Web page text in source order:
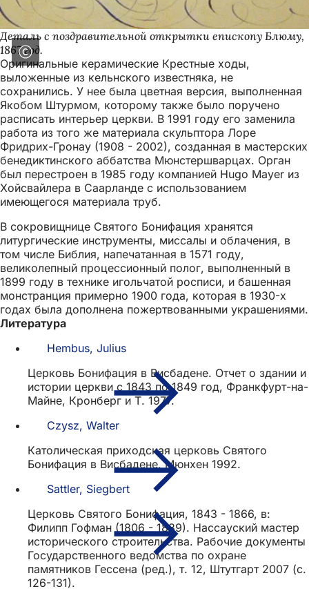
Деталь с поздравительной открытки епископу Блюму,
1867 год.
Оригинальные керамические Крестные ходы,
выложенные из кельнского известняка, не
сохранились. У нее была цветная версия, выполненная
Якобом Штурмом, которому также было поручено
расписать интерьер церкви. В 1991 году его заменила
работа из того же материала скульптора Лоре
Фридрих-Гронау (1908 - 2002), созданная в мастерских
бенедиктинского аббатства Мюнстершварцах. Орган
был перестроен в 1985 году компанией Hugo Mayer из
Хойсвайлера в Саарланде с использованием
имеющегося материала труб.
В сокровищнице Святого Бонифация хранятся
литургические инструменты, миссалы и облачения, в
том числе Библия, напечатанная в 1571 году,
великолепный процессионный полог, выполненный в
1899 году в технике игольчатой росписи, и башенная
монстранция примерно 1900 года, которая в 1930-х
годах была дополнена пожертвованными украшениями.
Литература
Hembus, Julius
Церковь Бонифация в Висбадене. Отчет о здании и
истории церкви с 1843 по 1849 год, Франкфурт-на-
Майне, Кронберг и Т. 1977.
Czysz, Walter
Католическая приходская церковь Святого
Бонифация в Висбадене, Мюнхен 1992.
Sattler, Siegbert
Церковь Святого Бонифация, 1843 - 1866, в:
Филипп Гофман (1806 - 1889). Нассауский мастер
исторического строительства. Рабочие документы
Государственного ведомства по охране
памятников Гессена (ред.), т. 12, Штутгарт 2007 (с.
126-131).